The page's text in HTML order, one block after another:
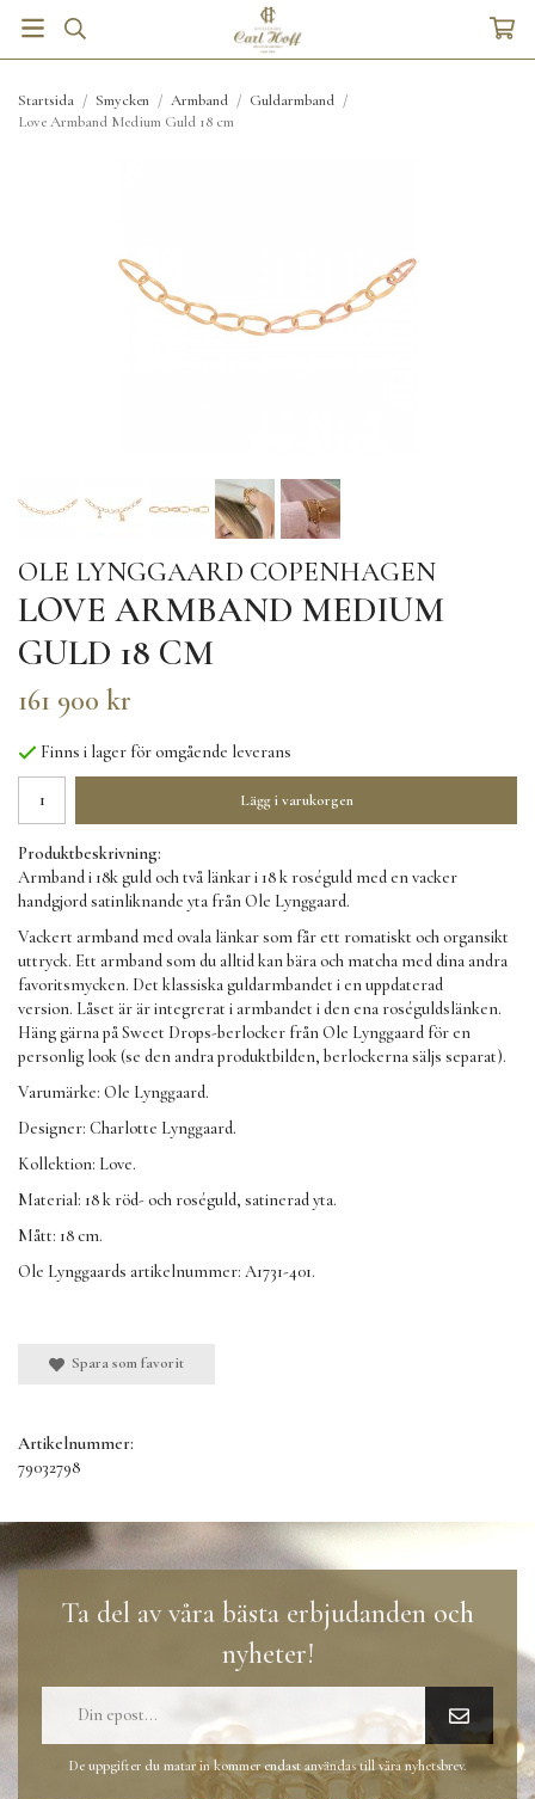
Startsida / Smycken / Armband / Guldarmband /
Love Armband Medium Guld 18 cm
OLE LYNGGAARD COPENHAGEN
LOVE ARMBAND MEDIUM
GULD 18 CM
161 900 kr
Finns i lager för omgående leverans
Lägg i varukorgen
Produktbeskrivning:
Armband i 18k guld och två länkar i 18 k roséguld med en vacker
handgjord satinliknande yta från Ole Lynggaard.
Vackert armband med ovala länkar som får ett romatiskt och organsikt
uttryck. Ett armband som du alltid kan bära och matcha med dina andra
favoritsmycken. Det klassiska guldarmbandet i en uppdaterad
version. Låset är är integrerat i armbandet i den ena roséguldslänken.
Häng gärna påSweet Drops-berlocker från Ole Lynggaard för en
personlig look (se den andra produktbilden, berlockerna säljs separat).
Varumärke: Ole Lynggaard.
Designer: Charlotte Lynggaard.
Kollektion: Love.
Material: 18 k röd- och roséguld, satinerad yta.
Mått: 18 cm.
Ole Lynggaards artikelnummer: A1731-401.
Spara som favorit
Artikelnummer:
79032798
Ta del av våra bästa erbjudanden och
nyheter!
De uppgifter du matar in kommer endast användas till våra nyhetsbrev.